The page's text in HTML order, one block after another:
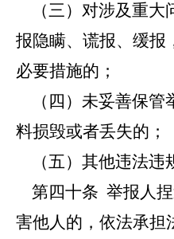
（三）对涉及重大
报隐瞒、谎报、缓报
必要措施的；
（四）未妥善保管
料损毁或者丢失的；
（五）其他违法违
第四十条 举报人
害他人的，依法承担